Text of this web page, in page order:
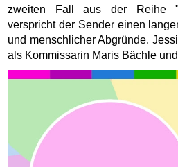
zweiten Fall aus der Reihe
verspricht der Sender einen
und menschlicher Abgründe.
als Kommissarin Maris Bächle